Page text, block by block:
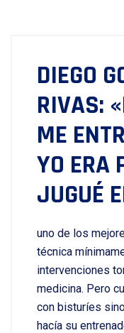
DIEGO
RIVAS:
ME
YO ERA
JUGUÉ
uno de los
técnica
intervenciones
medicina. Pero
con bisturíes
hacía su